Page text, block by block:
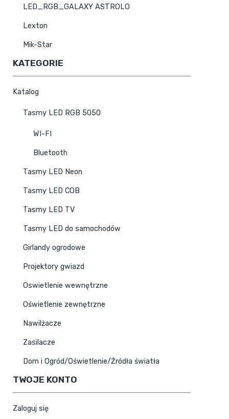
LED_RGB_GALAXY ASTROLO
Lexton
Mik-Star
KATEGORIE
Katalog
Tasmy LED RGB 5050
WI-FI
Bluetooth
Tasmy LED Neon
Tasmy LED COB
Tasmy LED TV
Tasmy LED do samochodów
Girlandy ogrodowe
Projektory gwiazd
Oswietlenie wewnętrzne
Oświetlenie zewnętrzne
Nawilżacze
Zasilacze
Dom i Ogród/Oświetlenie/Źródła światła
TWOJE KONTO
Zaloguj się